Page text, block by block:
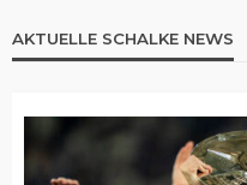
AKTUELLE SCHALKE NEWS